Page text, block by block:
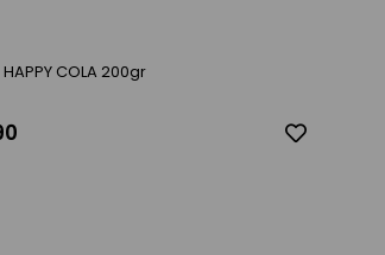
HAPPY COLA 200gr